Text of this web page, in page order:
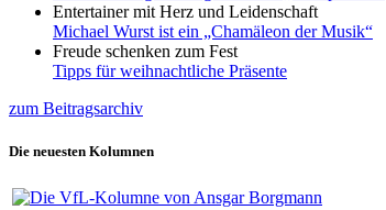
Entertainer mit Herz und Leidenschaft
Michael Wurst ist ein „Chamäleon der Musik“
Freude schenken zum Fest
Tipps für weihnachtliche Präsente
zum Beitragsarchiv
Die neuesten Kolumnen